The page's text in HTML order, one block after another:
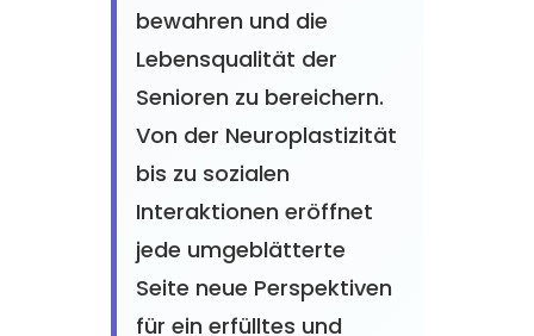
bewahren und die
Lebensqualität der
Senioren zu bereichern.
Von der Neuroplastizität
bis zu sozialen
Interaktionen eröffnet
jede umgeblätterte
Seite neue Perspektiven
für ein erfülltes und